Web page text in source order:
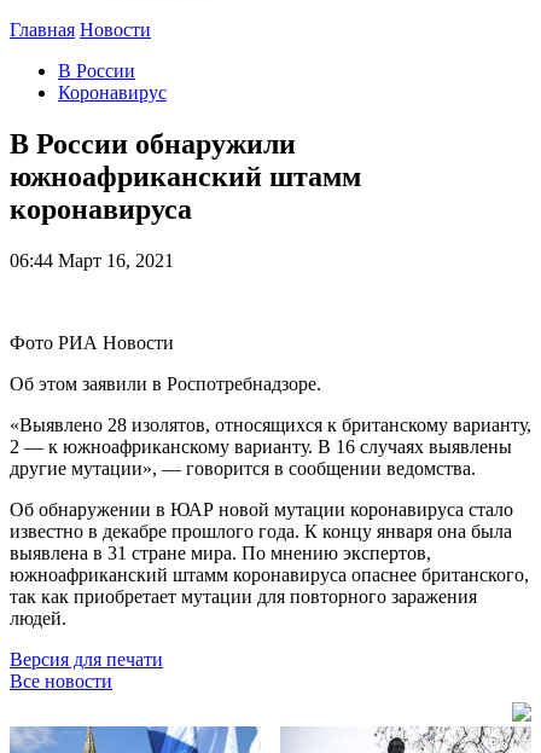
Главная Новости
В России
Коронавирус
В России обнаружили
южноафриканский штамм
коронавируса
06:44 Март 16, 2021
Фото РИА Новости
Об этом заявили в Роспотребнадзоре.
«Выявлено 28 изолятов, относящихся к британскому варианту,
2 — к южноафриканскому варианту. В 16 случаях выявлены
другие мутации», — говорится в сообщении ведомства.
Об обнаружении в ЮАР новой мутации коронавируса стало
известно в декабре прошлого года. К концу января она была
выявлена в 31 стране мира. По мнению экспертов,
южноафриканский штамм коронавируса опаснее британского,
так как приобретает мутации для повторного заражения
людей.
Версия для печати
Все новости